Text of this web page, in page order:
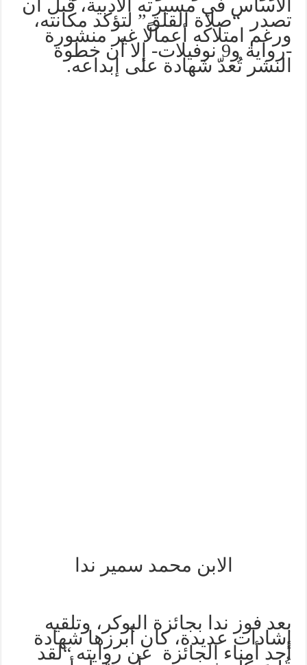
الأساس في مسيرته الأدبية، قبل أن
تصدر “صلاة القلق” لتؤكد مكانته،
ورغم امتلاكه أعمالًا غير منشورة
-رواية و9 نوفيلات- إلا أن خطوة
النشر تُعدّ شهادة على إبداعه.
الابن محمد سمير ندا
بعد فوز ندا بجائزة البوكر، وتلقيه
إشادات عديدة، كان أبرزها شهادة
أحد أمناء الجائزة عن روايته “لقد